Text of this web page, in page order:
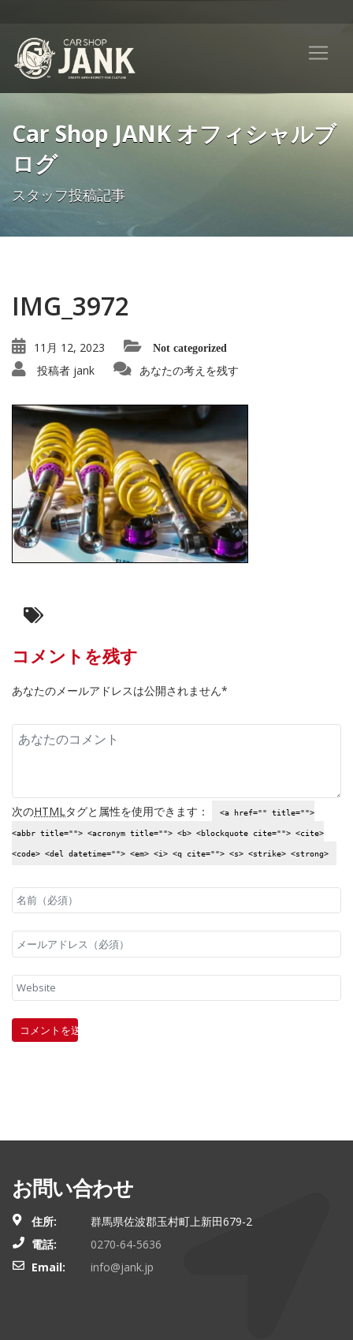
Car Shop JANK オフィシャルブ
ログ
スタッフ投稿記事
IMG_3972
11月 12, 2023 Not categorized
投稿者 jank あなたの考えを残す
コメントを残す
あなたのメールアドレスは公開されません*
次のHTML タグと属性を使用できます： <a href="" title="">
<abbr title=""> <acronym title=""> <b> <blockquote cite=""> <cite>
<code> <del datetime=""> <em> <i> <q cite=""> <s> <strike> <strong>
お問い合わせ
住所:
群馬県佐波郡玉村町上新田679-2
電話:
0270-64-5636
Email:
info@jank.jp